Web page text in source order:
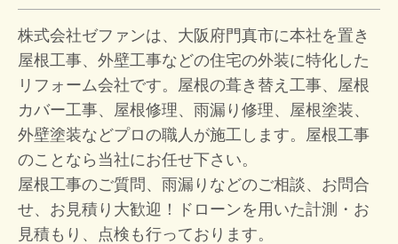
株式会社ゼファンは、大阪府門真市に本社を置き
屋根工事、外壁工事などの住宅の外装に特化した
リフォーム会社です。屋根の葺き替え工事、屋根
カバー工事、屋根修理、雨漏り修理、屋根塗装、
外壁塗装などプロの職人が施工します。屋根工事
のことなら当社にお任せ下さい。
屋根工事のご質問、雨漏りなどのご相談、お問合
せ、お見積り大歓迎！
ドローンを用いた計測・お
見積もり、点検も行っております。